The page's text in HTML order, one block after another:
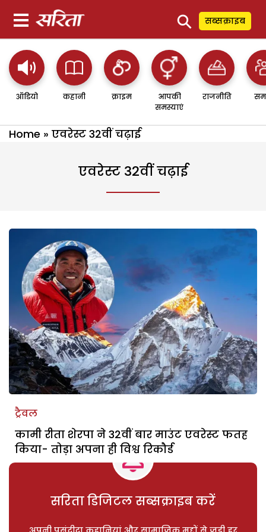
⚲ सब्सक्राइब
ऑडियो कहानी क्राइम
आपकी
समस्याएं
राजनीति
Home » एवरेस्ट 32वीं चढ़ाई
एवरेस्ट 32वीं चढ़ाई
ट्रैवल
कामी रीता शेरपा ने 32वीं बार माउंट एवरेस्ट फतह
किया- तोड़ा अपना ही विश्व रिकौर्ड
सरिता डिजिटल सब्सक्राइब करें